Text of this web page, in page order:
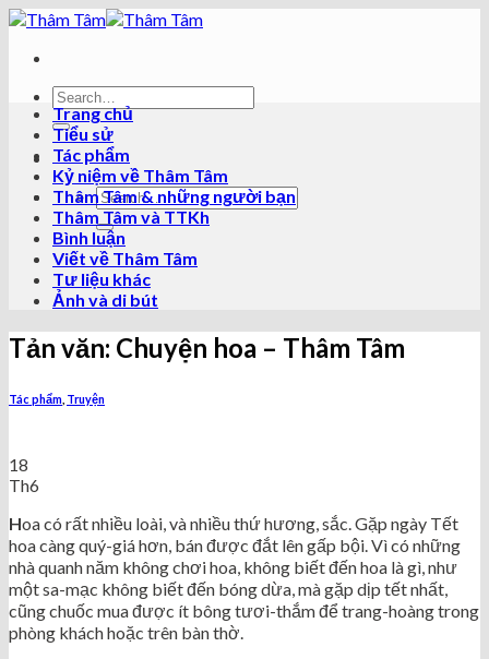
Skip
content
Trang chủ
Tiểu sử
Tác phẩm
Kỷ niệm về Thâm Tâm
Thâm Tâm & những người bạn
Thâm Tâm và TTKh
Bình luận
Viết về Thâm Tâm
Tư liệu khác
Ảnh và di bút
Tản văn: Chuyện hoa – Thâm Tâm
Tác phẩm Truyện
18
Th6
Hoa có rất nhiều loài, và nhiều thứ hương, sắc. Gặp ngày Tết
hoa càng quý-giá hơn, bán được đắt lên gấp bội. Vì có những
nhà quanh năm không chơi hoa, không biết đến hoa là gì, như
một sa-mạc không biết đến bóng dừa, mà gặp dịp tết nhất,
cũng chuốc mua được ít bông tươi-thắm để trang-hoàng trong
phòng khách hoặc trên bàn thờ.